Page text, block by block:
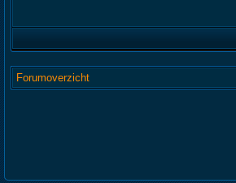
Forumoverzicht